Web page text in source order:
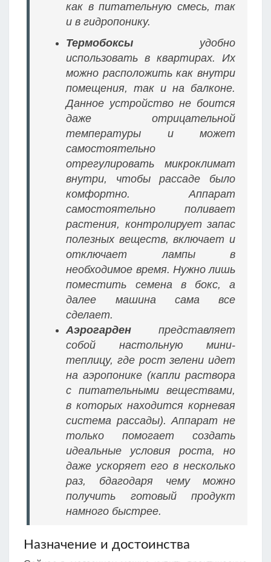
как в питательную смесь, так
и в гидропонику.
Термобоксы удобно
использовать в квартирах. Их
можно расположить как внутри
помещения, так и на балконе.
Данное устройство не боится
даже отрицательной
температуры и может
самостоятельно
отрегулировать микроклимат
внутри, чтобы рассаде было
комфортно. Аппарат
самостоятельно поливает
растения, контролирует запас
полезных веществ, включает и
отключает лампы в
необходимое время. Нужно лишь
поместить семена в бокс, а
далее машина сама все
сделает.
Аэрогарден представляет
собой настольную мини-
теплицу, где рост зелени идет
на аэропонике (капли раствора
с питательными веществами,
в которых находится корневая
система рассады). Аппарат не
только помогает создать
идеальные условия роста, но
даже ускоряет его в несколько
раз, бдагодаря чему можно
получить готовый продукт
намного быстрее.
Назначение и достоинства